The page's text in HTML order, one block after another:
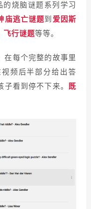
烧脑谜题系列学习
庙逃亡谜题到 爱因斯
飞行谜题等等。
在每个完整的故事里
频后半部分给出答
看到停不下来。
既